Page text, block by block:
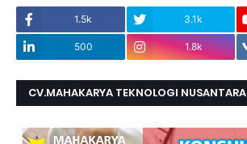
1.5k 3.1k
500 1.8k
CV.MAHAKARYA TEKNOLOGI NUSANTARA